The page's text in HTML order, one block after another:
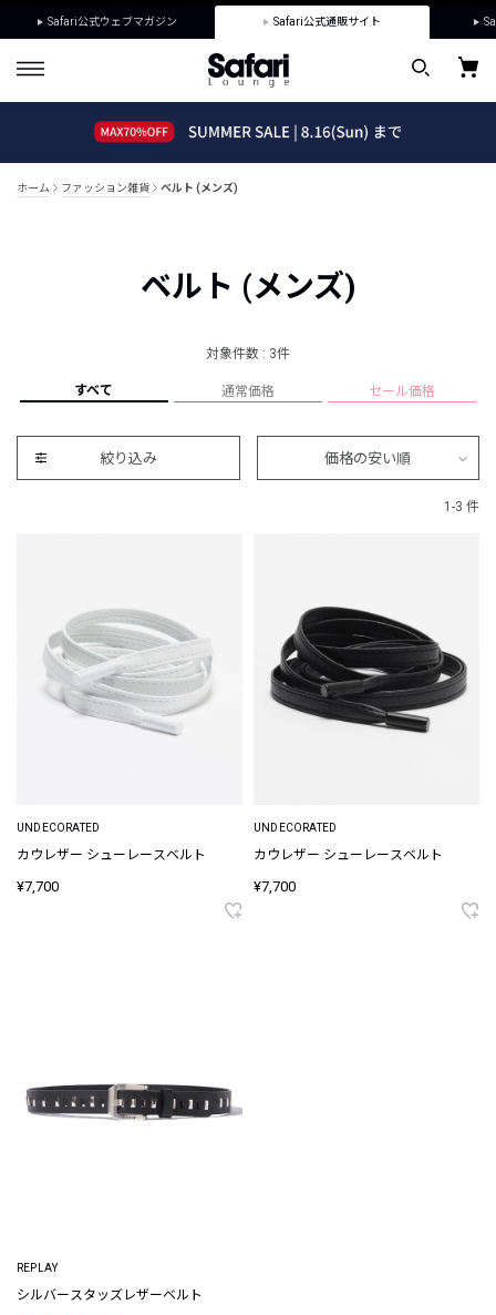
Safari公式ウェブマガジン Safari公式通販サイト
ホーム ファッション雑貨 ベルト (メンズ)
ベルト (メンズ)
対象件数 : 3件
すべて 通常価格 セール価格
絞り込み 価格の安い順
1-3 件
UNDECORATED
カウレザー シューレースベルト
¥7,700
UNDECORATED
カウレザー シューレースベルト
¥7,700
REPLAY
シルバースタッズレザーベルト